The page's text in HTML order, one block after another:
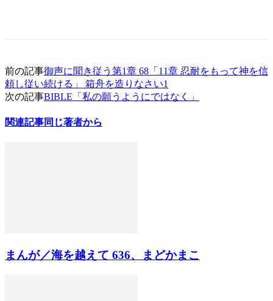
前の記事御声に聞き従う第1章 68「11章 忍耐をもって神を信
頼し従い続ける」 箱舟を造りなさい1
次の記事BIBLE「私の願うようにではなく」
関連記事同じ著者から
まんが／海を越えて 636、まどかまこ